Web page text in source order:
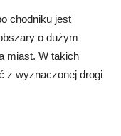
chodniku jest
o dużym
miast. W takich
z wyznaczonej drogi